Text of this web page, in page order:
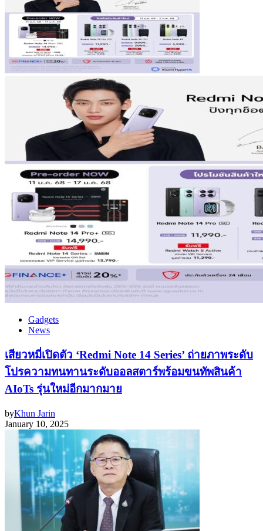
Gadgets
News
เสียวหมี่เปิดตัว ‘Redmi Note 14 Series’ ถ่ายภาพระดับ
โปรความทนทานระดับออลสตาร์พร้อมขนทัพสินค้า
AIoTs รุ่นใหม่อีกมากมาย
byKhun Jarin
January 10, 2025